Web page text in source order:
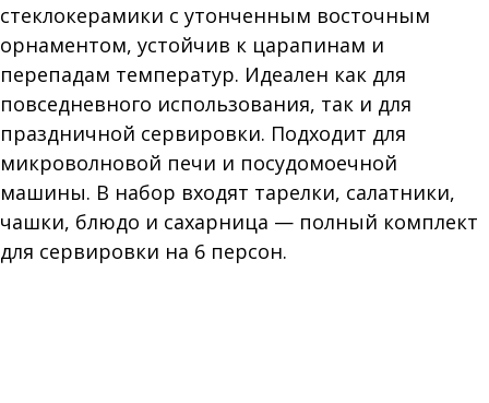
стеклокерамики с утонченным восточным
орнаментом, устойчив к царапинам и
перепадам температур. Идеален как для
повседневного использования, так и для
праздничной сервировки. Подходит для
микроволновой печи и посудомоечной
машины. В набор входят тарелки, салатники,
чашки, блюдо и сахарница — полный комплект
для сервировки на 6 персон.